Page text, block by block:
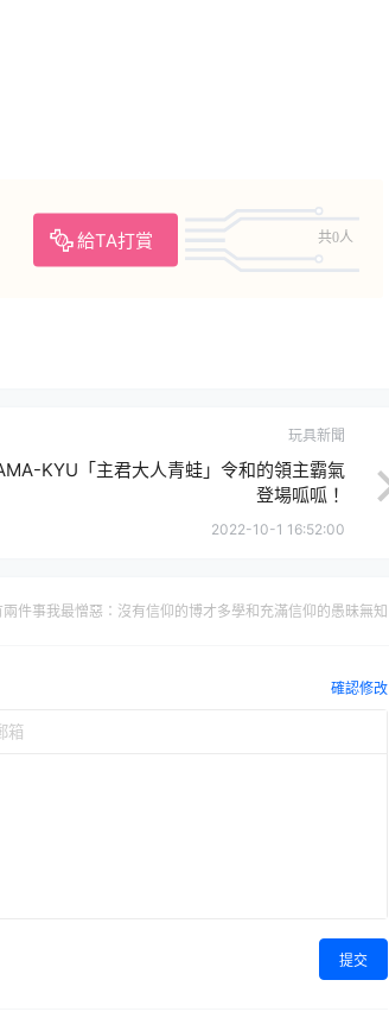
給TA打賞 共0人
玩具新聞
KYU「主君大人青蛙」令和的領主霸氣
登場呱呱！
2022-10-1 16:52:00
兩件事我最憎惡：沒有信仰的博才多學和充滿信仰的愚昧無知
確認修改
提交